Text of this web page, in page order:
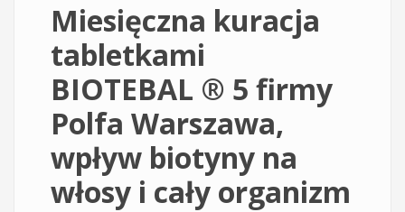
Miesięczna kuracja
tabletkami
BIOTEBAL ® 5 firmy
Polfa Warszawa,
wpływ biotyny na
włosy i cały organizm